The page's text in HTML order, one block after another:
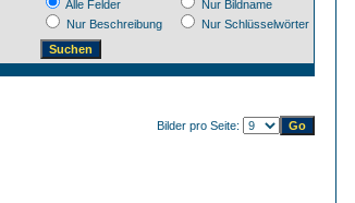
Alle Felder
Nur Bildname
Nur Beschreibung
Nur Schlüsselwörter
Bilder pro Seite: